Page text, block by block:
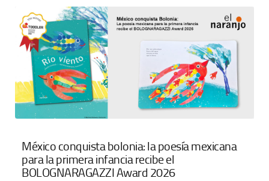
México conquista bolonia: la poesía mexicana
para la primera infancia recibe el
BOLOGNARAGAZZI Award 2026